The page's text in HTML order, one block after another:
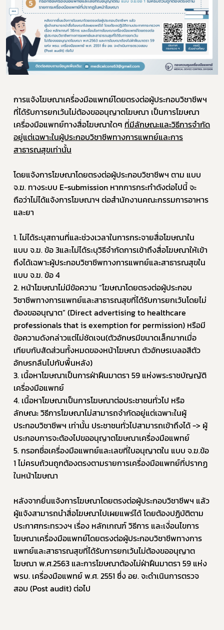
การแจ้งโฆษณาเครื่องมือแพทย์โดยตรงต่อผู้ประกอบวิชาชีพฯ
ที่ได้รับการยกเว้นไม่ต้องขออนุญาตโฆษณา เป็นการโฆษณา
เครื่องมือแพทย์ทางสื่อโฆษณาใดๆ ที่มีลักษณะและวิธีการจำกัด
อยู่แต่เฉพาะในผู้ประกอบวิชาชีพทางการแพทย์และการ
สาธารณสุขเท่านั้น
โดยแจ้งการโฆษณาโดยตรงต่อผู้ประกอบวิชาชีพฯ ตาม แบบ
จ.ฆ. ทางระบบ E-submission หากการกระทำดังต่อไปนี้ จะ
ถือว่าไม่ได้แจ้งการโฆษณาฯ ต่อสำนักงานคณะกรรมการอาหาร
และยา
1. ไม่ได้ระบุสถานที่และช่วงเวลาในการกระจายสื่อโฆษณาใน
แบบ จ.ฆ. ข้อ 3และไม่ได้ระบุวิธีจำกัดการเข้าถึงสื่อโฆษณาให้เข้า
ถึงได้เฉพาะผู้ประกอบวิชาชีพทางการแพทย์และสาธารณสุขใน
แบบ จ.ฆ. ข้อ 4
2. หน้าโฆษณาไม่มีข้อความ “โฆษณาโดยตรงต่อผู้ประกอบ
วิชาชีพทางการแพทย์และสาธารณสุขที่ได้รับการยกเว้นโดยไม่
ต้องขออนุญาต” (Direct advertising to healthcare
professionals that is exemption for permission) หรือมี
ข้อความดังกล่าวแต่ไม่ชัดเจน(ตัวอักษรมีขนาดเล็กมากเมื่อ
เทียบกับสัดส่วนทั้งหมดของหน้าโฆษณา ตัวอักษรเบลอสีตัว
อักษรกลืนไปกับพื้นหลัง)
3. เนื้อหาโฆษณาเป็นการฝ่าฝืนมาตรา 59 แห่งพระราชบัญญัติ
เครื่องมือแพทย์
4. เนื้อหาโฆษณาเป็นการโฆษณาต่อประชาชนทั่วไป หรือ
ลักษณะ วิธีการโฆษณาไม่สามารถจำกัดอยู่แต่เฉพาะในผู้
ประกอบวิชาชีพฯ เท่านั้น ประชาชนทั่วไปสามารถเข้าถึงได้ -> ผู้
ประกอบการจะต้องไปขออนุญาตโฆษณาเครื่องมือแพทย์
5. กรอกชื่อเครื่องมือแพทย์และเลขที่ใบอนุญาตใน แบบ จ.ฆ.ข้อ
1 ไม่ครบถ้วนถูกต้องตรงตามรายการเครื่องมือแพทย์ที่ปรากฏ
ในหน้าโฆษณา
หลังจากยื่นแจ้งการโฆษณาโดยตรงต่อผู้ประกอบวิชาชีพฯ แล้ว
ผู้แจ้งสามารถนำสื่อโฆษณาไปเผยแพร่ได้ โดยต้องปฏิบัติตาม
ประกาศกระทรวงฯ เรื่อง หลักเกณฑ์ วิธีการ และเงื่อนไขการ
โฆษณาเครื่องมือแพทย์โดยตรงต่อผู้ประกอบวิชาชีพทางการ
แพทย์และสาธารณสุขที่ได้รับการยกเว้นไม่ต้องขออนุญาต
โฆษณา พ.ศ.2563 และการโฆษณาต้องไม่ฝ่าฝืนมาตรา 59 แห่ง
พรบ. เครื่องมือแพทย์ พ.ศ. 2551 ซึ่ง อย. จะดำเนินการตรวจ
สอบ (Post audit) ต่อไป
เลือกหัวข้อที่ท่านต้องการ Subscribe
ข่าวประชาสัมพันธ์ทั่วไป